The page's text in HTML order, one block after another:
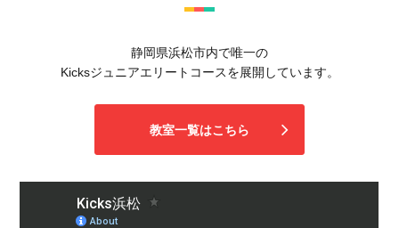
静岡県浜松市内で唯一の
Kicksジュニアエリートコースを展開しています。
教室一覧はこちら